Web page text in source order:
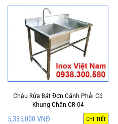
Chậu Rửa Bát Đơn Cánh Phải Có
Khung Chân CR-04
5,335,000 VNĐ CHI TIẾT